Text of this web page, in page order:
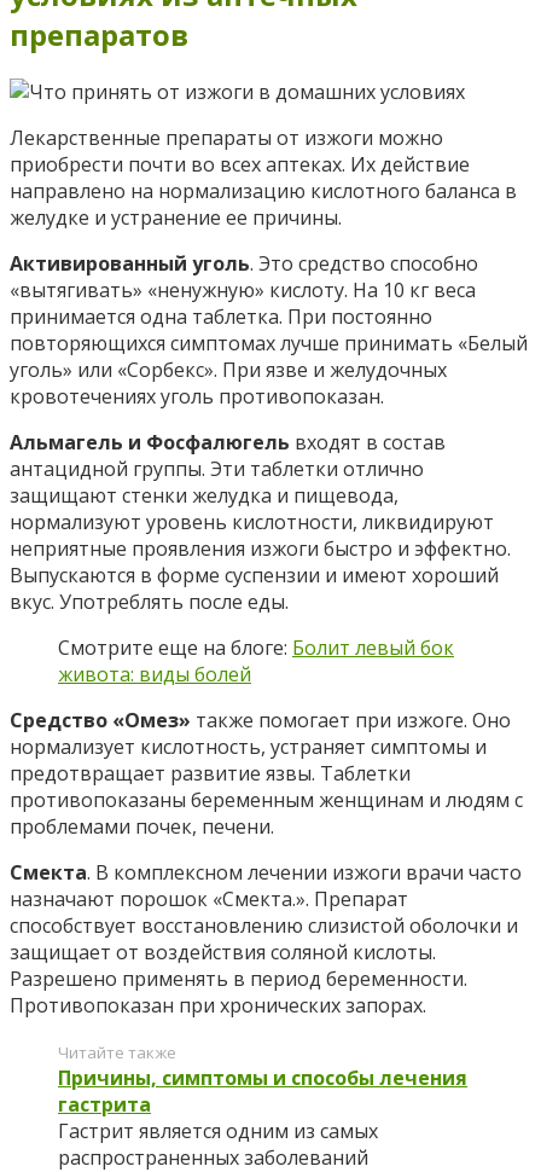
препаратов
Лекарственные препараты от изжоги можно
приобрести почти во всех аптеках. Их действие
направлено на нормализацию кислотного баланса в
желудке и устранение ее причины.
Активированный уголь. Это средство способно
«вытягивать» «ненужную» кислоту. На 10 кг веса
принимается одна таблетка. При постоянно
повторяющихся симптомах лучше принимать «Белый
уголь» или «Сорбекс». При язве и желудочных
кровотечениях уголь противопоказан.
Альмагель и Фосфалюгель входят в состав
антацидной группы. Эти таблетки отлично
защищают стенки желудка и пищевода,
нормализуют уровень кислотности, ликвидируют
неприятные проявления изжоги быстро и эффектно.
Выпускаются в форме суспензии и имеют хороший
вкус. Употреблять после еды.
Смотрите еще на блоге: Болит левый бок
живота: виды болей
Средство «Омез» также помогает при изжоге. Оно
нормализует кислотность, устраняет симптомы и
предотвращает развитие язвы. Таблетки
противопоказаны беременным женщинам и людям с
проблемами почек, печени.
Смекта. В комплексном лечении изжоги врачи часто
назначают порошок «Смекта.». Препарат
способствует восстановлению слизистой оболочки и
защищает от воздействия соляной кислоты.
Разрешено применять в период беременности.
Противопоказан при хронических запорах.
Читайте также
Причины, симптомы и способы лечения
гастрита
Гастрит является одним из самых
распространенных заболеваний